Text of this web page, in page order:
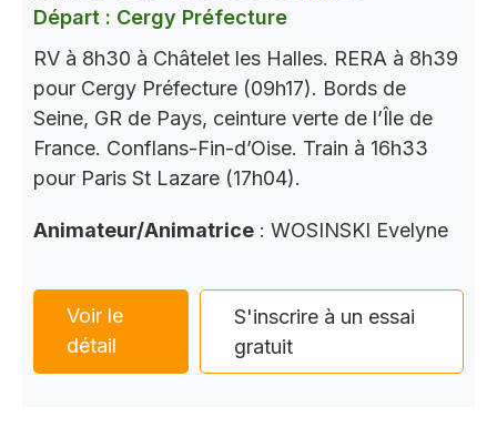
Départ : Cergy Préfecture
RV à 8h30 à Châtelet les Halles. RERA à 8h39
pour Cergy Préfecture (09h17). Bords de
Seine, GR de Pays, ceinture verte de l’Île de
France. Conflans-Fin-d’Oise. Train à 16h33
pour Paris St Lazare (17h04).
Animateur/Animatrice : WOSINSKI Evelyne
Voir le
détail
S'inscrire à un essai
gratuit